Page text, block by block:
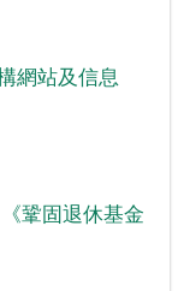
網站及信息
鞏固退休基金